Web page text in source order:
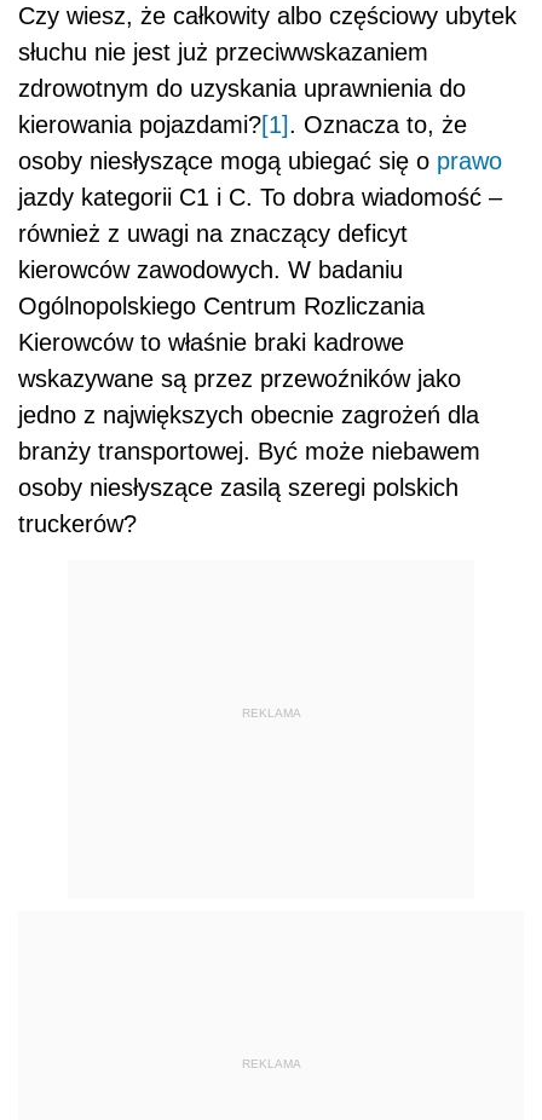
Czy wiesz, że całkowity albo częściowy ubytek
słuchu nie jest już przeciwwskazaniem
zdrowotnym do uzyskania uprawnienia do
kierowania pojazdami?[1]. Oznacza to, że
osoby niesłyszące mogą ubiegać się o prawo
jazdy kategorii C1 i C. To dobra wiadomość –
również z uwagi na znaczący deficyt
kierowców zawodowych. W badaniu
Ogólnopolskiego Centrum Rozliczania
Kierowców to właśnie braki kadrowe
wskazywane są przez przewoźników jako
jedno z największych obecnie zagrożeń dla
branży transportowej. Być może niebawem
osoby niesłyszące zasilą szeregi polskich
truckerów?
REKLAMA
REKLAMA